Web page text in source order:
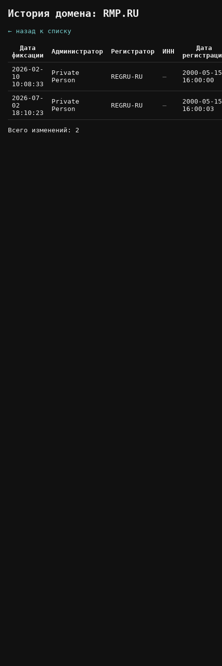
История домена: RMP.RU
← назад к списку
Дата
фиксации
Администратор Регистратор ИНН
Дата
2026-02-
10
10:08:33
Private
Person
REGRU-RU —
2000-05-15
16:00:00
2026-07-
02
18:10:23
Private
Person
REGRU-RU —
2000-05-15
16:00:03
Всего изменений: 2